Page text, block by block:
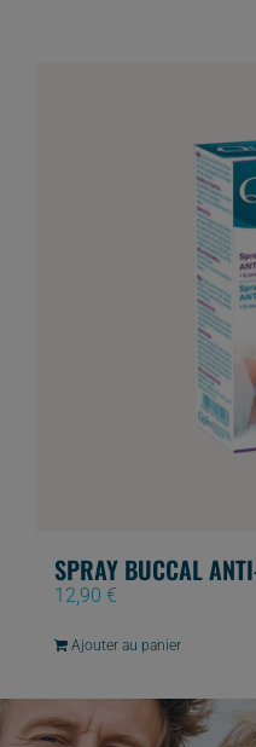
la
page
du
produit
SPRAY BUCCAL
12,90 €
Ajouter au panier